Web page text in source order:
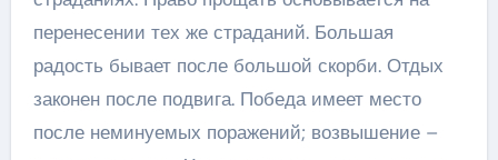
перенесении тех же страданий. Большая
радость бывает после большой скорби. Отдых
законен после подвига. Победа имеет место
после неминуемых поражений; возвышение –